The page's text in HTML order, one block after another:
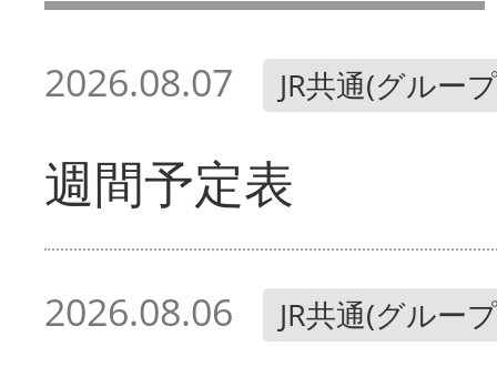
2026.08.07 JR共通(グルー
週間予定表
2026.08.06 JR共通(グルー